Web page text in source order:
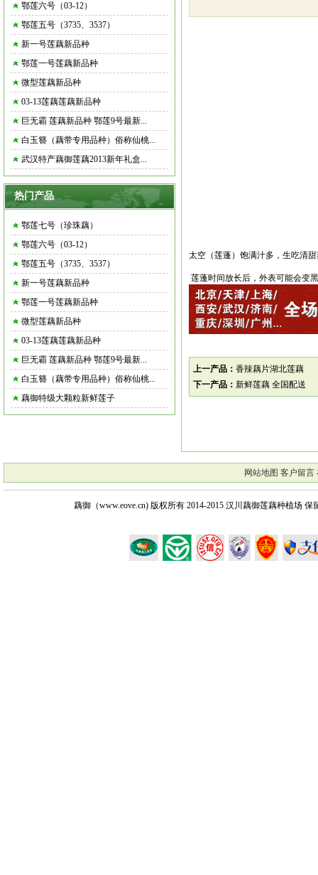
鄂莲六号（03-12）
鄂莲五号（3735、3537）
新一号莲藕新品种
鄂莲一号莲藕新品种
微型莲藕新品种
03-13莲藕莲藕新品种
巨无霸 莲藕新品种 鄂莲9号最新...
白玉簪（藕带专用品种）俗称仙桃...
武汉特产藕御莲藕2013新年礼盒...
热门产品
鄂莲七号（珍珠藕）
鄂莲六号（03-12）
鄂莲五号（3735、3537）
新一号莲藕新品种
鄂莲一号莲藕新品种
微型莲藕新品种
03-13莲藕莲藕新品种
巨无霸 莲藕新品种 鄂莲9号最新...
白玉簪（藕带专用品种）俗称仙桃...
藕御特级大颗粒新鲜莲子
太空（莲蓬）饱满汁多，生吃清
莲蓬时间放长后，外表可能会变
上一产品： 香辣藕片湖北莲藕
下一产品： 新鲜莲藕 全国配送
网站地图 客户留言
藕御（www.eove.cn) 版权所有2014-2015 汉川藕御莲藕种植场 保